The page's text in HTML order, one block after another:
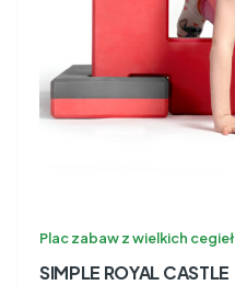
Plac zabaw z wielkich cegieł
SIMPLE ROYAL CASTLE